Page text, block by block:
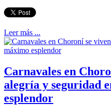
Leer más ...
Carnavales en
alegría y seguridad
esplendor